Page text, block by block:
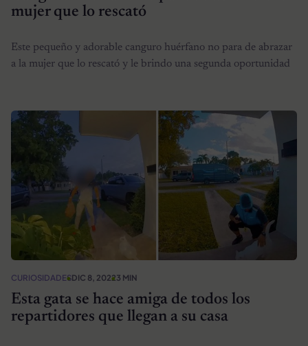
mujer que lo rescató
Este pequeño y adorable canguro huérfano no para de abrazar
a la mujer que lo rescató y le brindo una segunda oportunidad
CURIOSIDADESDIC 8, 20223 MIN
Esta gata se hace amiga de todos los
repartidores que llegan a su casa